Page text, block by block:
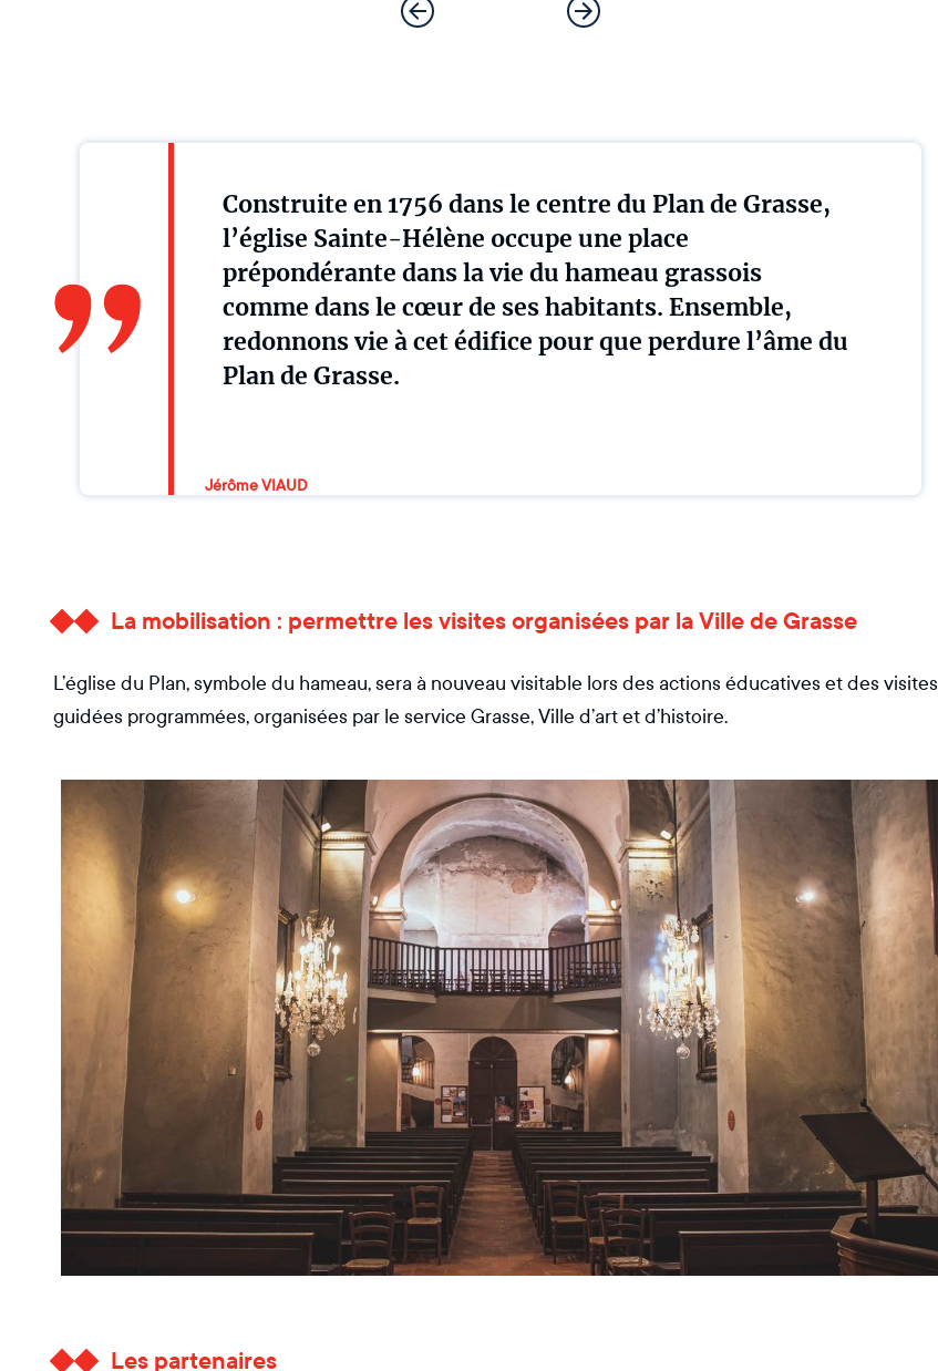
Construite en 1756 dans le centre du Plan de Grasse,
l’église Sainte-Hélène occupe une place
prépondérante dans la vie du hameau grassois
comme dans le cœur de ses habitants. Ensemble,
redonnons vie à cet édifice pour que perdure l’âme du
Plan de Grasse.
Jérôme VIAUD
La mobilisation : permettre les visites organisées par la Ville de Grasse
L’église du Plan, symbole du hameau, sera à nouveau visitable lors des actions éducatives et des visites
guidées programmées, organisées par le service Grasse, Ville d’art et d’histoire.
Les partenaires